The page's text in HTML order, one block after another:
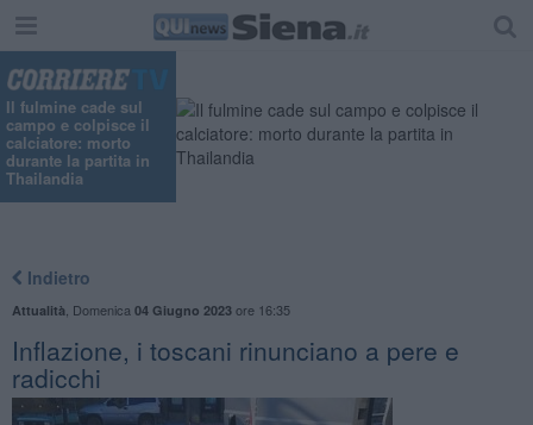
Il fulmine cade sul
campo e colpisce il
calciatore: morto
durante la partita in
Thailandia
Indietro
Attualità Domenica 04 Giugno 2023ore 16:35
Inflazione, i toscani rinunciano a pere e
radicchi